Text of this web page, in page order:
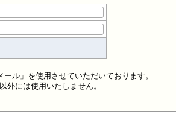
ル」を使用させていただいております。
外には使用いたしません。